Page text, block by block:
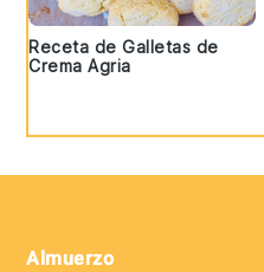
Receta de Galletas de
Crema Agria
Almuerzo